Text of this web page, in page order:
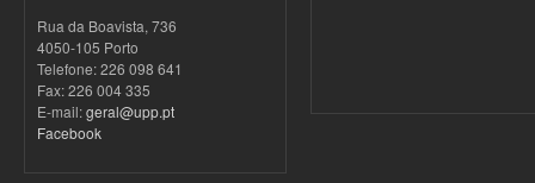
Rua da Boavista, 736
4050-105 Porto
Telefone: 226 098 641
Fax: 226 004 335
E-mail:geral@upp.pt
Facebook